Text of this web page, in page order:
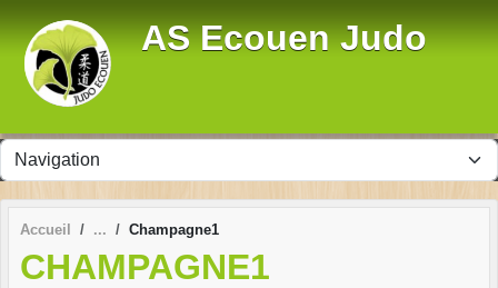
AS Ecouen Judo
Accueil Champagne1
CHAMPAGNE1